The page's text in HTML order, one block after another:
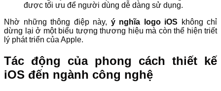
được tối ưu để người dùng dễ dàng sử dụng.
Nhờ những thông điệp này, ý nghĩa logo iOS không chỉ
dừng lại ở một biểu tượng thương hiệu mà còn thể hiện triết
lý phát triển của Apple.
Tác động của phong cách thiết kế
iOS đến ngành công nghệ